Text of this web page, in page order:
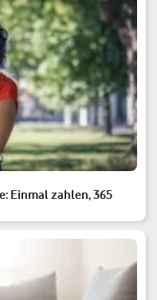
Einmal zahlen, 365